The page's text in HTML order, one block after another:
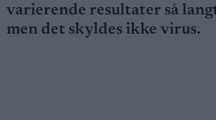
varierende resultater så
men det skyldes ikke virus.